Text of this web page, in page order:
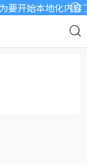
开始本地化内